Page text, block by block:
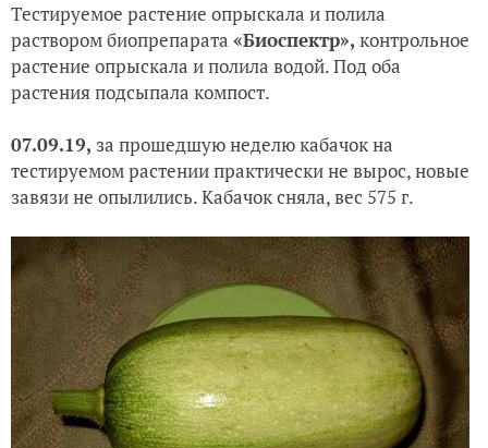
Тестируемое растение опрыскала и полила
раствором биопрепарата «Биоспектр», контрольное
растение опрыскала и полила водой. Под оба
растения подсыпала компост.
07.09.19, за прошедшую неделю кабачок на
тестируемом растении практически не вырос, новые
завязи не опылились. Кабачок сняла, вес 575 г.